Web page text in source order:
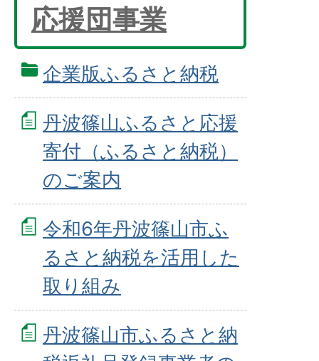
応援団事業
企業版ふるさと納税
丹波篠山ふるさと応援
寄付（ふるさと納税）
のご案内
令和6年丹波篠山市ふ
るさと納税を活用した
取り組み
丹波篠山市ふるさと納